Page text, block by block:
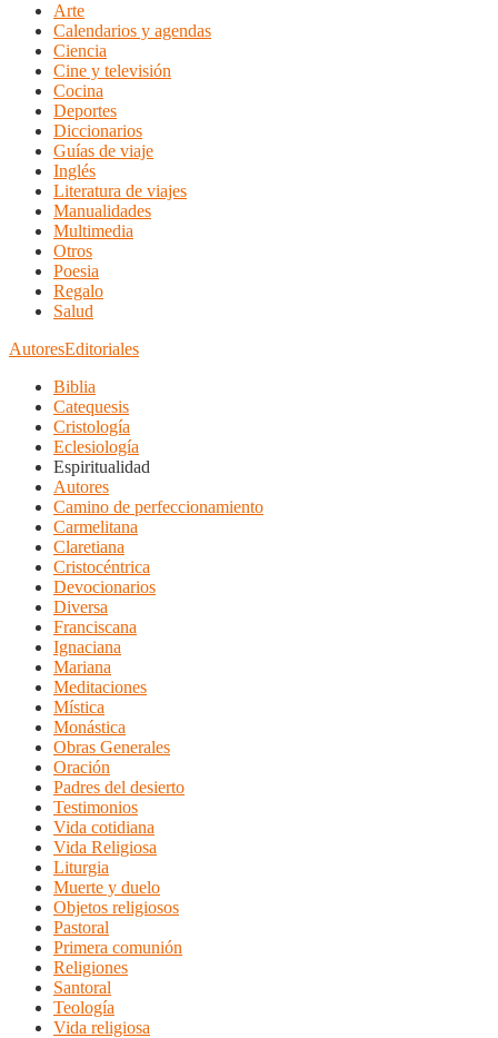
Arte
Calendarios y agendas
Ciencia
Cine y televisión
Cocina
Deportes
Diccionarios
Guías de viaje
Inglés
Literatura de viajes
Manualidades
Multimedia
Otros
Poesia
Regalo
Salud
AutoresEditoriales
Biblia
Catequesis
Cristología
Eclesiología
Espiritualidad
Autores
Camino de perfeccionamiento
Carmelitana
Claretiana
Cristocéntrica
Devocionarios
Diversa
Franciscana
Ignaciana
Mariana
Meditaciones
Mística
Monástica
Obras Generales
Oración
Padres del desierto
Testimonios
Vida cotidiana
Vida Religiosa
Liturgia
Muerte y duelo
Objetos religiosos
Pastoral
Primera comunión
Religiones
Santoral
Teología
Vida religiosa